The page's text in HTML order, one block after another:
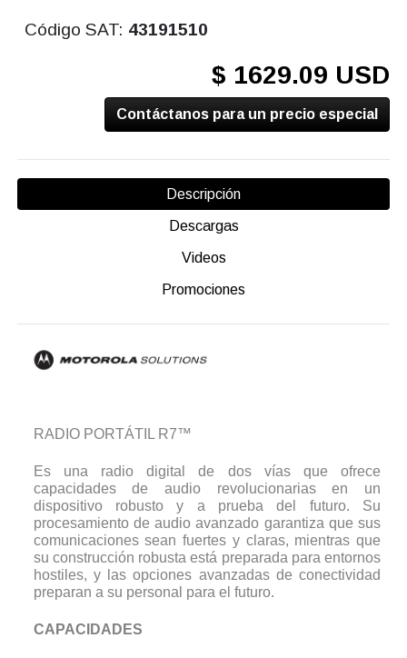
Código SAT: 43191510
$ 1629.09 USD
Contáctanos para un precio especial
Descripción
Descargas
Videos
Promociones
RADIO PORTÁTIL R7™
Es una radio digital de dos vías que ofrece
capacidades de audio revolucionarias en un
dispositivo robusto y a prueba del futuro. Su
procesamiento de audio avanzado garantiza que sus
comunicaciones sean fuertes y claras, mientras que
su construcción robusta está preparada para entornos
hostiles, y las opciones avanzadas de conectividad
preparan a su personal para el futuro.
CAPACIDADES